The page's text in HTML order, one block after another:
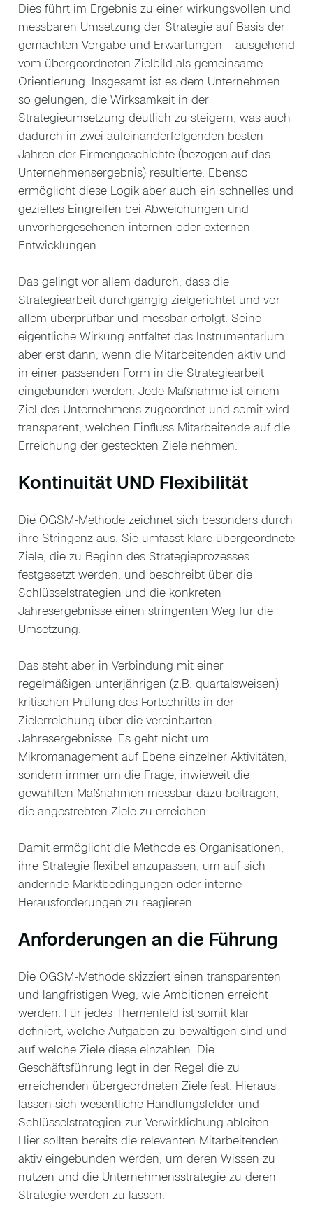
Dies führt im Ergebnis zu einer wirkungsvollen und
messbaren Umsetzung der Strategie auf Basis der
gemachten Vorgabe und Erwartungen – ausgehend
vom übergeordneten Zielbild als gemeinsame
Orientierung. Insgesamt ist es dem Unternehmen
so gelungen, die Wirksamkeit in der
Strategieumsetzung deutlich zu steigern, was auch
dadurch in zwei aufeinanderfolgenden besten
Jahren der Firmengeschichte (bezogen auf das
Unternehmensergebnis) resultierte. Ebenso
ermöglicht diese Logik aber auch ein schnelles und
gezieltes Eingreifen bei Abweichungen und
unvorhergesehenen internen oder externen
Entwicklungen.
Das gelingt vor allem dadurch, dass die
Strategiearbeit durchgängig zielgerichtet und vor
allem überprüfbar und messbar erfolgt. Seine
eigentliche Wirkung entfaltet das Instrumentarium
aber erst dann, wenn die Mitarbeitenden aktiv und
in einer passenden Form in die Strategiearbeit
eingebunden werden. Jede Maßnahme ist einem
Ziel des Unternehmens zugeordnet und somit wird
transparent, welchen Einfluss Mitarbeitende auf die
Erreichung der gesteckten Ziele nehmen.
Kontinuität UND Flexibilität
Die OGSM-Methode zeichnet sich besonders durch
ihre Stringenz aus. Sie umfasst klare übergeordnete
Ziele, die zu Beginn des Strategieprozesses
festgesetzt werden, und beschreibt über die
Schlüsselstrategien und die konkreten
Jahresergebnisse einen stringenten Weg für die
Umsetzung.
Das steht aber in Verbindung mit einer
regelmäßigen unterjährigen (z.B. quartalsweisen)
kritischen Prüfung des Fortschritts in der
Zielerreichung über die vereinbarten
Jahresergebnisse. Es geht nicht um
Mikromanagement auf Ebene einzelner Aktivitäten,
sondern immer um die Frage, inwieweit die
gewählten Maßnahmen messbar dazu beitragen,
die angestrebten Ziele zu erreichen.
Damit ermöglicht die Methode es Organisationen,
ihre Strategie flexibel anzupassen, um auf sich
ändernde Marktbedingungen oder interne
Herausforderungen zu reagieren.
Anforderungen an die Führung
Die OGSM-Methode skizziert einen transparenten
und langfristigen Weg, wie Ambitionen erreicht
werden. Für jedes Themenfeld ist somit klar
definiert, welche Aufgaben zu bewältigen sind und
auf welche Ziele diese einzahlen. Die
Geschäftsführung legt in der Regel die zu
erreichenden übergeordneten Ziele fest. Hieraus
lassen sich wesentliche Handlungsfelder und
Schlüsselstrategien zur Verwirklichung ableiten.
Hier sollten bereits die relevanten Mitarbeitenden
aktiv eingebunden werden, um deren Wissen zu
nutzen und die Unternehmensstrategie zu deren
Strategie werden zu lassen.